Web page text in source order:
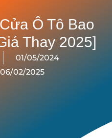
Ô Tô Bao
Thay 2025]
01/05/2024
06/02/2025